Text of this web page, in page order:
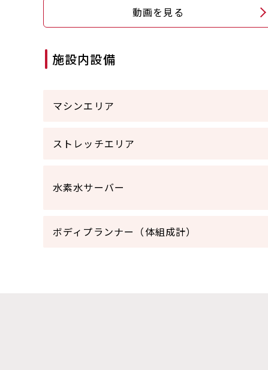
動画を見る
施設内設備
マシンエリア
ストレッチエリア
水素水サーバー
ボディプランナー（体組成計）